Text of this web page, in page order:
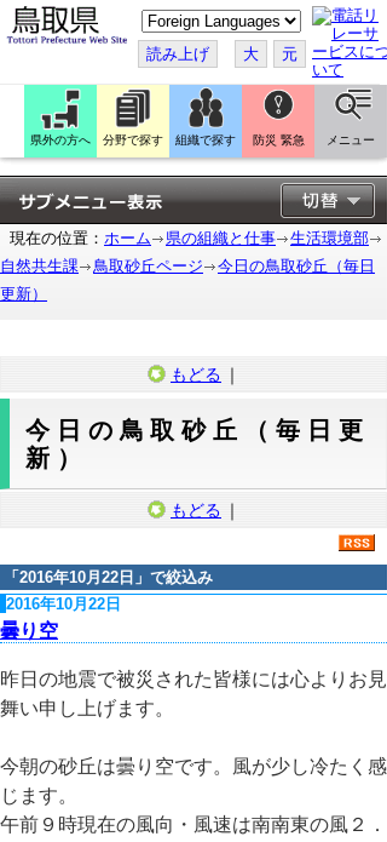
こ
の
ペ
ー
ジ
翻
訳
す
る
読み上げ 大 元
県外の方へ 分野で探す 組織で探す 防災 緊急 メニュー
現在の位置： ホーム 県の組織と仕事
生活環境部
自然共生課
鳥取砂丘ページ
今日の鳥取砂丘（毎日
更新）
もどる ｜
今日の鳥取砂丘（毎日更
新）
もどる ｜
「 2016年10月22日 」で絞込み
2016年10月22日
曇り空
昨日の地震で被災された皆様には心よりお見
舞い申し上げます。
今朝の砂丘は曇り空です。風が少し冷たく感
じます。
午前９時現在の風向・風速は南南東の風２．